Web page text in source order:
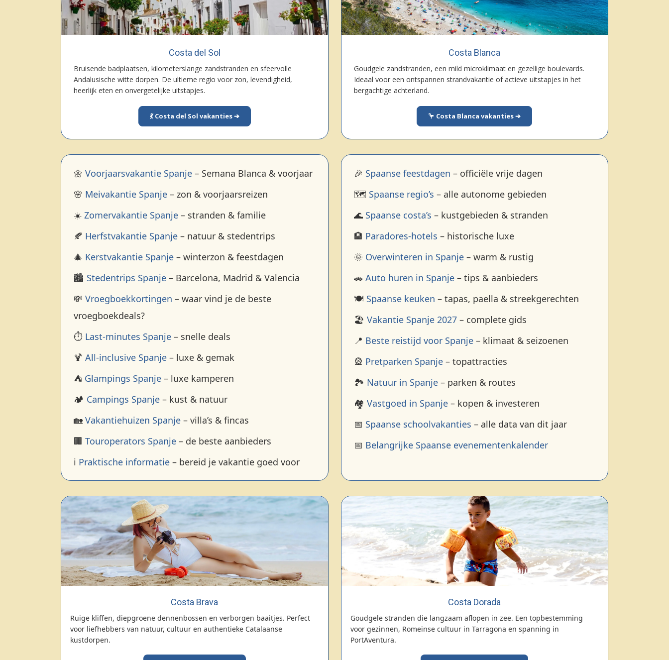
Costa del Sol
Bruisende badplaatsen, kilometerslange zandstranden en sfeervolle
Andalusische witte dorpen. De ultieme regio voor zon, levendigheid,
heerlijk eten en onvergetelijke uitstapjes.
💃 Costa del Sol vakanties ➔
Costa Blanca
Goudgele zandstranden, een mild microklimaat en gezellige boulevards.
Ideaal voor een ontspannen strandvakantie of actieve uitstapjes in het
bergachtige achterland.
🦩 Costa Blanca vakanties ➔
🌼 Voorjaarsvakantie Spanje – Semana Blanca & voorjaar
🌸 Meivakantie Spanje – zon & voorjaarsreizen
☀️ Zomervakantie Spanje – stranden & familie
🍂 Herfstvakantie Spanje – natuur & stedentrips
🎄 Kerstvakantie Spanje – winterzon & feestdagen
🏙️ Stedentrips Spanje – Barcelona, Madrid & Valencia
💸 Vroegboekkortingen – waar vind je de beste
vroegboekdeals?
⏱️ Last-minutes Spanje – snelle deals
🍹 All-inclusive Spanje – luxe & gemak
⛺ Glampings Spanje – luxe kamperen
🏕️ Campings Spanje – kust & natuur
🏡 Vakantiehuizen Spanje – villa’s & fincas
🏢 Touroperators Spanje – de beste aanbieders
ℹ️ Praktische informatie – bereid je vakantie goed voor
🎉 Spaanse feestdagen – officiële vrije dagen
🗺️ Spaanse regio’s – alle autonome gebieden
🌊 Spaanse costa’s – kustgebieden & stranden
🏨 Paradores-hotels – historische luxe
🌞 Overwinteren in Spanje– warm & rustig
🚗 Auto huren in Spanje– tips & aanbieders
🍽️ Spaanse keuken – tapas, paella & streekgerechten
🏖️ Vakantie Spanje 2027– complete gids
📍 Beste reistijd voor Spanje– klimaat & seizoenen
🎡 Pretparken Spanje– topattracties
🏞️ Natuur in Spanje– parken & routes
🏘️ Vastgoed in Spanje– kopen & investeren
📅 Spaanse schoolvakanties – alle data van dit jaar
📅 Belangrijke Spaanse evenementenkalender
Costa Brava
Ruige kliffen, diepgroene dennenbossen en verborgen baaitjes. Perfect
voor liefhebbers van natuur, cultuur en authentieke Catalaanse
kustdorpen.
Costa Dorada
Goudgele stranden die langzaam aflopen in zee. Een topbestemming
voor gezinnen, Romeinse cultuur in Tarragona en spanning in
PortAventura.